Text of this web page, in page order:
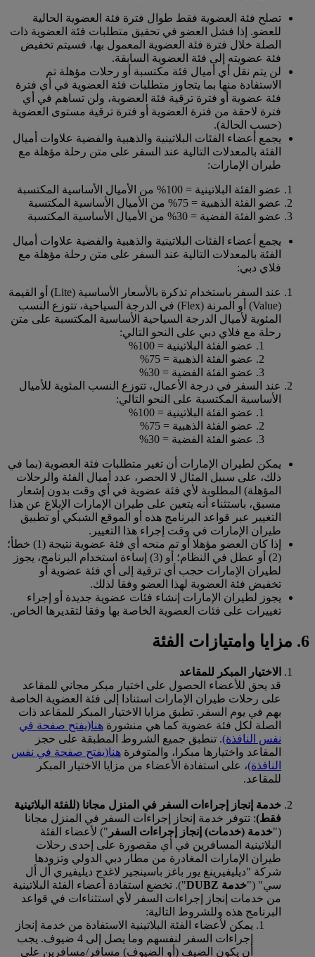
تصلح فئة العضوية فقط طوال فترة فئة العضوية الحالية
للعضو. إذا فشل العضو في تحقيق متطلبات فئة العضوية ذات
الصلة خلال فترة فئة العضوية المعمول بها، فسيتم تخفيض
فئة عضويته إلى فئة العضوية السابقة.
لن يتم نقل أي أميال فئة مكتسبة أو رحلات مؤهلة تم
الاستفادة منها بما يتجاوز متطلبات فئة العضوية في أي فترة
فئة عضوية أو فترة ترقية فئة العضوية، ولن تساهم في أي
فترة لاحقة من فترة العضوية أو فترة ترقية مستوى العضوية
(حسب الحالة).
يجمع أعضاء الفئات البلاتينية والذهبية والفضية علاوات أميال
الفئة بالمعدلات التالية عند السفر على متن رحلة مؤهلة مع
طيران الإمارات:
عضو الفئة البلاتينية = 100% من الأميال الأساسية المكتسبة
عضو الفئة الذهبية = 75% من الأميال الأساسية المكتسبة
عضو الفئة الفضية = 30% من الأميال الأساسية المكتسبة
يجمع أعضاء الفئات البلاتينية والذهبية والفضية علاوات أميال
الفئة بالمعدلات التالية عند السفر على متن رحلة مؤهلة مع
فلاي دبي:
عند السفر باستخدام تذكرة بالأسعار الأساسية (Lite) أو القيمة
(Value) أو المرنة (Flex) في الدرجة السياحية، تتوزع النسب
المئوية لأميال الدرجة السياحية الأساسية المكتسبة على متن
رحلة مع فلاي دبي على النحو التالي:
عضو الفئة البلاتينية = 100%
عضو الفئة الذهبية = 75%
عضو الفئة الفضية = 30%
عند السفر في درجة الأعمال، تتوزع النسب المئوية للأميال
الأساسية المكتسبة على النحو التالي:
عضو الفئة البلاتينية = 100%
عضو الفئة الذهبية = 75%
عضو الفئة الفضية = 30%
يمكن لطيران الإمارات أن تغير متطلبات فئة العضوية (بما في
ذلك، على سبيل المثال لا الحصر، عدد أميال الفئة والرحلات
المؤهلة) المطلوبة لأي فئة عضوية في أي وقت بدون إشعار
مسبق، باستثناء أنه يتعين على طيران الإمارات الإبلاغ عن هذا
التغيير عبر قواعد البرنامج هذه أو الموقع الشبكي أو تطبيق
طيران الإمارات في وقت إجراء هذا التغيير.
إذا كان العضو مؤهلا أو تم منحه أي فئة عضوية نتيجة (1) خطأ؛
(2) أو عطل في النظام؛ أو (3) إساءة استخدام البرنامج، يجوز
لطيران الإمارات حجب أي ترقية إلى أي فئة عضوية أو
تخفيض فئة العضوية لهذا العضو وفقا لذلك.
يجوز لطيران الإمارات إنشاء فئات عضوية جديدة أو إجراء
تغييرات على فئات العضوية الخاصة بها وفقا لتقديرها الخاص.
6. مزايا وامتيازات الفئة
الاختيار المبكر للمقاعد
قد يحق للأعضاء الحصول على اختيار مبكر مجاني للمقاعد
على رحلات طيران الإمارات استنادا إلى فئة العضوية الخاصة
بهم في يوم السفر. تطبق مزايا الاختيار المبكر للمقاعد ذات
الصلة لكل فئة عضوية كما هي منشورة هنا(يفتح صفحة في
نفس النافذة). تنطبق جميع الشروط المطبقة على حجز
المقاعد واختيارها مبكرا، والمتوفرة هنا(يفتح صفحة في نفس
النافذة)، على استفادة الأعضاء من مزايا الاختيار المبكر
للمقاعد.
خدمة إنجاز إجراءات السفر في المنزل مجانا (للفئة البلاتينية
فقط): تتوفر خدمة إنجاز إجراءات السفر في المنزل مجانا
("خدمة (خدمات) إنجاز إجراءات السفر ") لأعضاء الفئة
البلاتينية المسافرين في أي مقصورة على إحدى رحلات
طيران الإمارات المغادرة من مطار دبي الدولي وتزودها
شركة "ديليفيرينغ يور باغز باسينجير لاغدج ديليفيري أل أل
سي" ("خدمة DUBZ
"). تخضع استفادة أعضاء الفئة البلاتينية
من خدمات إنجاز إجراءات السفر لأي استثناءات في قواعد
البرنامج هذه وللشروط التالية:
يمكن لأعضاء الفئة البلاتينية الاستفادة من خدمة إنجاز
إجراءات السفر لنفسهم وما يصل إلى 4 ضيوف. يجب
أن يكون الضيف (أو الضيوف) مسافر/مسافرين على